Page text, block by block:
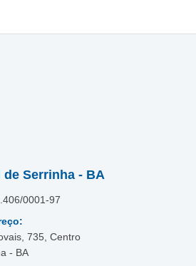
Serrinha - BA
0001-97
735, Centro
- BA